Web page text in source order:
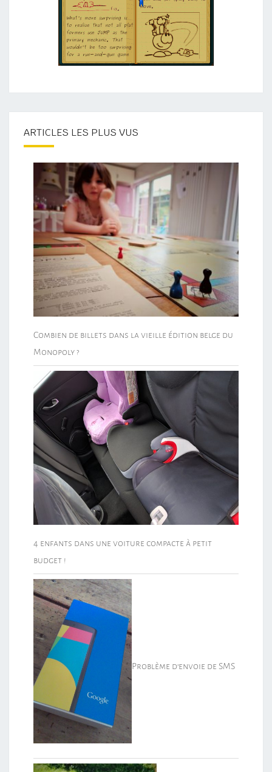
ARTICLES LES PLUS VUS
Combien de billets dans la vieille édition belge du
Monopoly ?
4 enfants dans une voiture compacte à petit
budget !
Problème d’envoie de SMS